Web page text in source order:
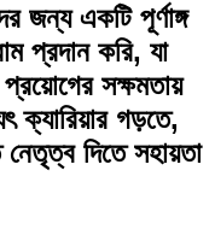
জন্য একটি পূর্ণাঙ্গ
প্রদান করি, যা
সক্ষমতায়
ক্যারিয়ার গড়তে,
দিতে সহায়তা